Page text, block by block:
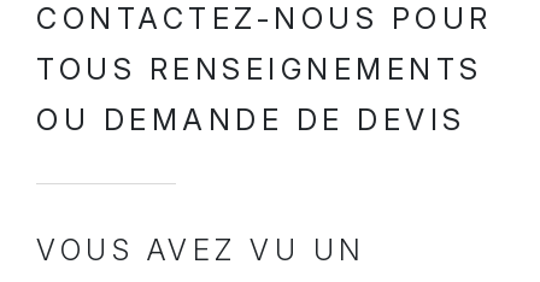
CONTACTEZ-NOUS POUR
TOUS RENSEIGNEMENTS
OU DEMANDE DE DEVIS
VOUS AVEZ VU UN